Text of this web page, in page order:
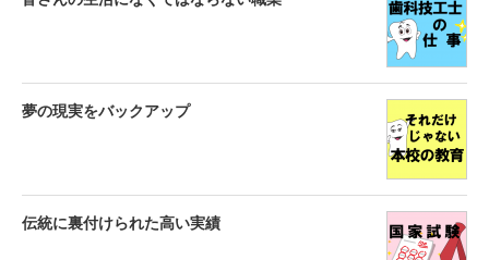
夢の現実をバックアップ
伝統に裏付けられた高い実績